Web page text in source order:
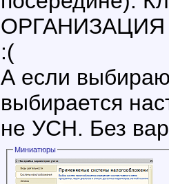
ОРГАНИЗАЦИЯ
:(
А если
выбирается
не УСН. Без
Миниатюры